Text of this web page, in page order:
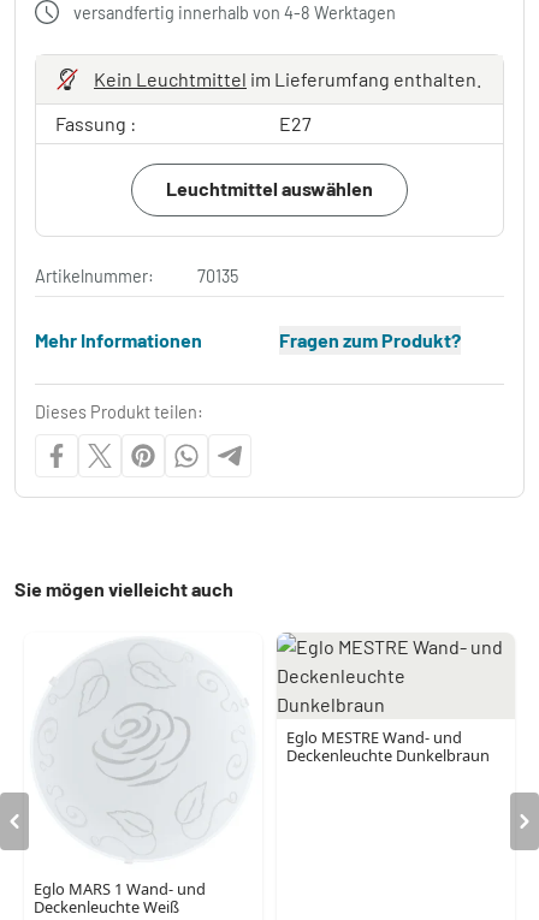
versandfertig innerhalb von 4-8 Werktagen
Kein Leuchtmittel im Lieferumfang enthalten.
Fassung :
E27
Leuchtmittel auswählen
Artikelnummer: 70135
Mehr Informationen Fragen zum Produkt?
Dieses Produkt teilen:
Sie mögen vielleicht auch
Eglo MARS 1 Wand- und
Deckenleuchte Weiß
Eglo MESTRE Wand- und
Deckenleuchte Dunkelbraun